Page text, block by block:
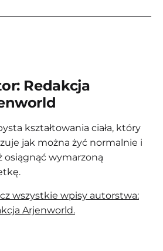
Redakcja
kształtowania ciała, który
jak można żyć normalnie i
osiągnąć wymarzoną
wszystkie wpisy autorstwa:
Arjenworld.